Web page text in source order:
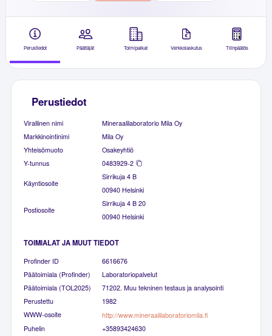
Perustiedot Päättäjät Toimipaikat Verkkolaskutus Tilinpäätös
Perustiedot
Virallinen nimi
Mineraalilaboratorio Mila Oy
Markkinointinimi
Mila Oy
Yhteisömuoto
Osakeyhtiö
Y-tunnus
0483929-2
Käyntiosoite
Sirrikuja 4 B
00940 Helsinki
Postiosoite
Sirrikuja 4 B 20
00940 Helsinki
TOIMIALAT JA MUUT TIEDOT
Profinder ID
6616676
Päätoimiala (Profinder)
Laboratoriopalvelut
Päätoimiala (TOL2025)
71202. Muu tekninen testaus ja analysointi
Perustettu
1982
WWW-osoite
http://www.mineraalilaboratoriomila.fi
Puhelin
+35893424630